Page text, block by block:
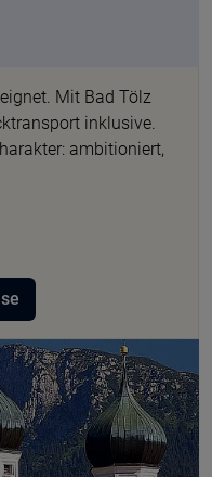
Mit Bad Tölz
inklusive.
ambitioniert,